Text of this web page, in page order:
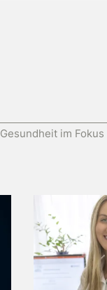
Gesundheit im Fokus